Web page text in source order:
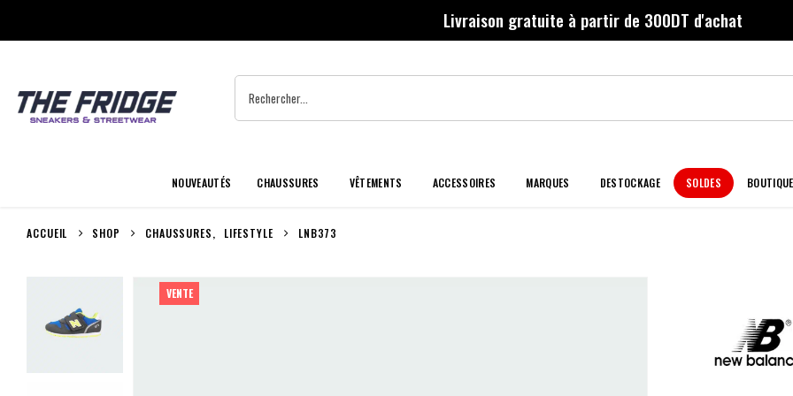
Livraison gratuite à partir de 300DT d'achat
NOUVEAUTÉS CHAUSSURES VÊTEMENTS ACCESSOIRES MARQUES DESTOCKAGE SOLDES
ACCUEIL SHOP CHAUSSURES, LIFESTYLE LNB373
VENTE